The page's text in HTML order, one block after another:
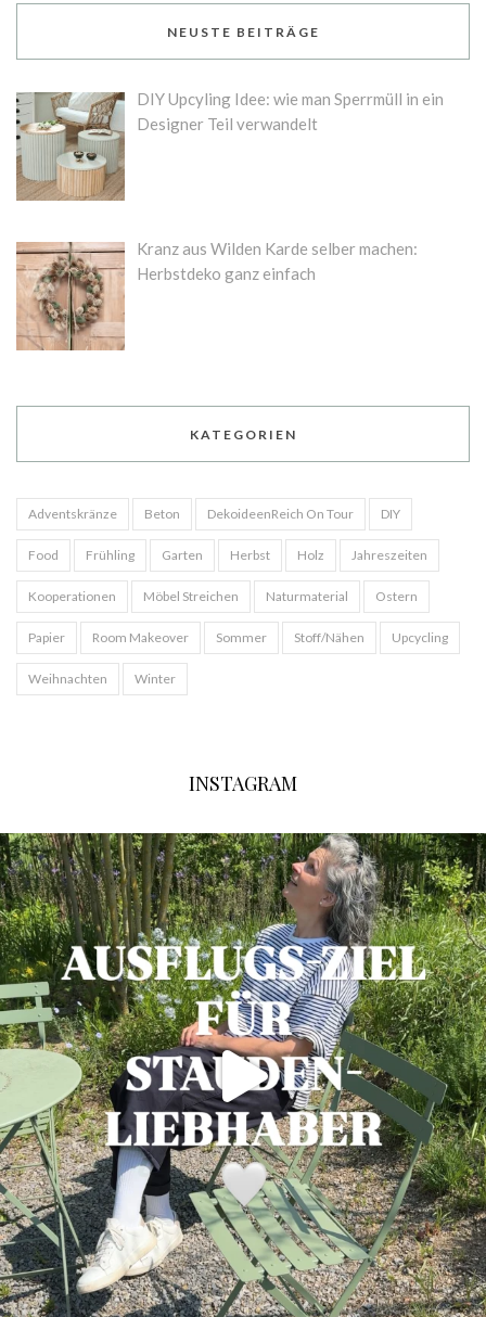
NEUSTE BEITRÄGE
DIY Upcyling Idee: wie man Sperrmüll in ein
Designer Teil verwandelt
Kranz aus Wilden Karde selber machen:
Herbstdeko ganz einfach
KATEGORIEN
Adventskränze Beton DekoideenReich On Tour DIY
Food Frühling Garten Herbst Holz Jahreszeiten
Kooperationen Möbel Streichen Naturmaterial Ostern
Papier Room Makeover Sommer Stoff/Nähen Upcycling
Weihnachten Winter
INSTAGRAM